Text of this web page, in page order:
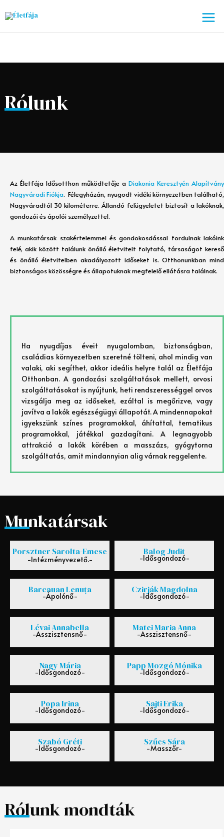
to
Rólunk
Az Életfája Idősotthon működtetője a Diakonia Keresztyén Alapítvány
Nagyváradi Fiókja. Félegyházán, nyugodt vidéki környezetben található,
Nagyváradtól 30 kilométerre. Állandó felügyeletet biztosít a lakóknak,
gondozói és ápolói személyzettel.
A munkatársak szakértelemmel és gondokosdással fordulnak lakóink
felé, akik között találunk önálló életvitelt folytató, társaságot kereső
és önálló életvitelben akadályozott időseket is. Otthonunkban mind
biztonságos közösségre és állapotuknak megfelelő ellátásra találnak.
Ha nyugdíjas éveit nyugalomban, biztonságban,
családias környezetben szeretné tölteni, ahol mindig van
valaki, aki segíthet, akkor ideális helyre talál az Életfája
Otthonban. A gondozási szolgáltatások mellett, orvosi
szolgáltatásokat is nyújtunk, heti rendszerességgel orvos
vizsgálja meg az időseket, ezáltal is megőrizve, vagy
javítva a lakók egészségügyi állapotát. A mindennapokat
igyekszünk színes programokkal, áhítattal, tematikus
programokkal, játékkal gazdagítani. A legnagyobb
attrakció a lakók körében a masszázs, gyógytorna
szolgáltatás, amit mindannyian alig várnak reggelente.
Munkatársak
Porsztner Sarolta-Emese
-Intézményvezető.-
Balog Judit
-Idősgondozó-
Barcauan Lenuța
-Ápolónő-
Czirják Magdolna
-Idősgondozó-
Lévai Annabella
-Asszisztensnő-
Matei Maria Anna
-Asszisztensnő-
Nagy Mária
-Idősgondozó-
Papp Mozgó Mónika
-Idősgondozó-
Popa Irina
-Idősgondozó-
Sajti Erika
-Idősgondozó-
Szabó Gréti
-Idősgondozó-
Szűcs Sára
-Masszőr-
Rólunk mondták